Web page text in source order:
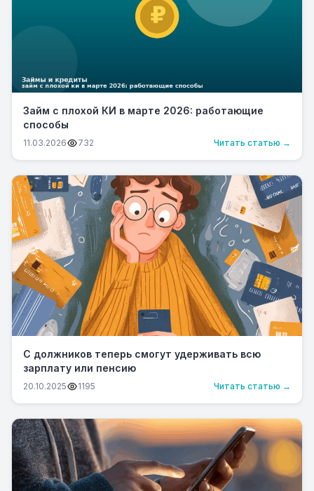
Займ с плохой КИ в марте 2026: работающие
способы
11.03.2026 732 Читать статью →
С должников теперь смогут удерживать всю
зарплату или пенсию
20.10.2025 1195 Читать статью →